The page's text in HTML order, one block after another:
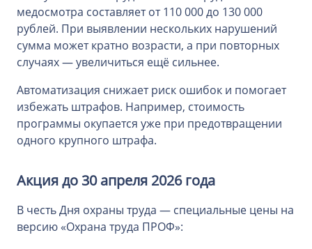
медосмотра составляет от 110 000 до 130 000
рублей. При выявлении нескольких нарушений
сумма может кратно возрасти, а при повторных
случаях — увеличиться ещё сильнее.
Автоматизация снижает риск ошибок и помогает
избежать штрафов. Например, стоимость
программы окупается уже при предотвращении
одного крупного штрафа.
Акция до 30 апреля 2026 года
В честь Дня охраны труда — специальные цены на
версию «Охрана труда ПРОФ»: